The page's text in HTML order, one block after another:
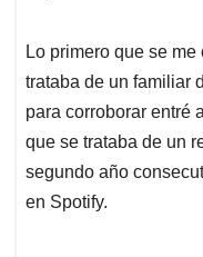
Lo primero que se
trataba de un familiar
para corroborar entré
que se trataba de un
segundo año
en Spotify.